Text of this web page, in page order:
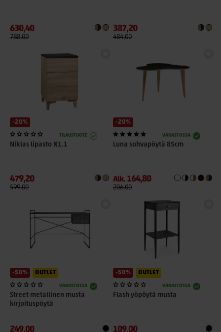
630,40
788,00
387,20
484,00
-20%
TILAUSTUOTE
Niklas lipasto N1.1
479,20
599,00
-20%
VARASTOSSA
Luna sohvapöytä 85cm
Alk. 164,80
206,00
-50% OUTLET
VARASTOSSA
Street metallinen musta
kirjoituspöytä
249,00
-50% OUTLET
VARASTOSSA
Flash yöpöytä musta
109,00